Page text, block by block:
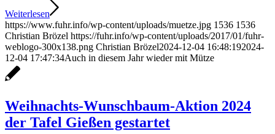
Weiterlesen
https://www.fuhr.info/wp-content/uploads/muetze.jpg 1536 1536
Christian Brözel https://fuhr.info/wp-content/uploads/2017/01/fuhr-
weblogo-300x138.png Christian Brözel2024-12-04 16:48:192024-
12-04 17:47:34Auch in diesem Jahr wieder mit Mütze
Weihnachts-Wunschbaum-Aktion 2024
der Tafel Gießen gestartet